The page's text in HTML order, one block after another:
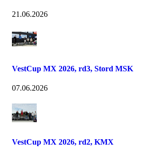
21.06.2026
VestCup MX 2026, rd3, Stord MSK
07.06.2026
VestCup MX 2026, rd2, KMX